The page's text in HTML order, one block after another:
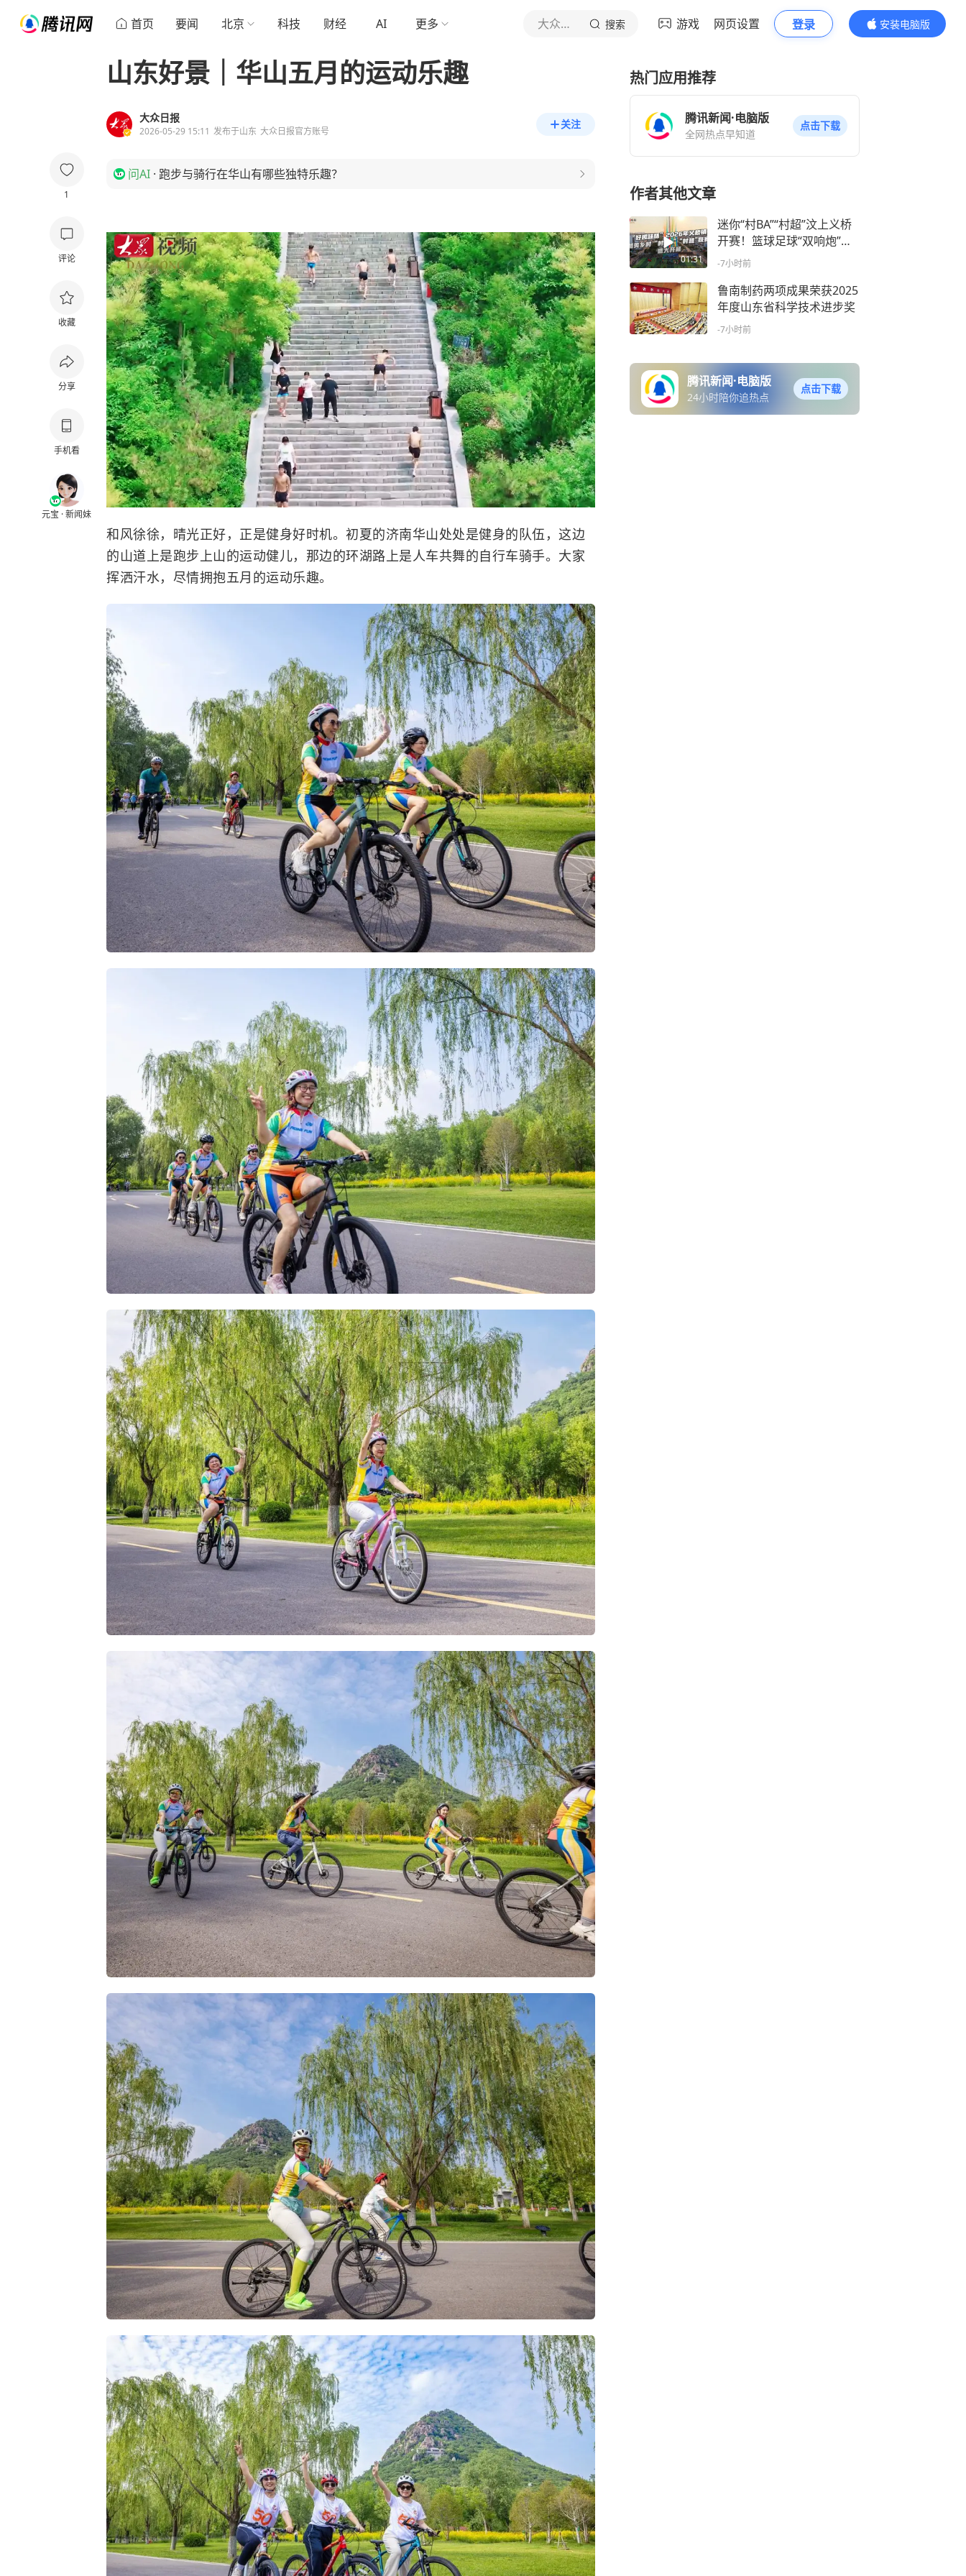
首页 要闻 北京 科技 财经 AI 更多 大众日报 搜索 游戏 网页设置 登录
安装电脑版
内容更精彩
1
评论
收藏
分享
手机看
元宝 · 新闻妹
山东好景｜华山五月的运动乐趣
大众日报
2026-05-29 15:11 发布于山东 大众日报官方账号
关注
问AI · 跑步与骑行在华山有哪些独特乐趣？
和风徐徐，晴光正好，正是健身好时机。初夏的济南华山处处是健身的队伍，这边
的山道上是跑步上山的运动健儿，那边的环湖路上是人车共舞的自行车骑手。大家
挥洒汗水，尽情拥抱五月的运动乐趣。
热门应用推荐
腾讯新闻·电脑版
全网热点早知道
点击下载
作者其他文章
01:31
迷你“村BA”“村超”汶上义桥
开赛！篮球足球“双响炮”点
亮乡村夜生活
-7小时前
鲁南制药两项成果荣获2025
年度山东省科学技术进步奖
-7小时前
腾讯新闻·电脑版
24小时陪你追热点
点击下载